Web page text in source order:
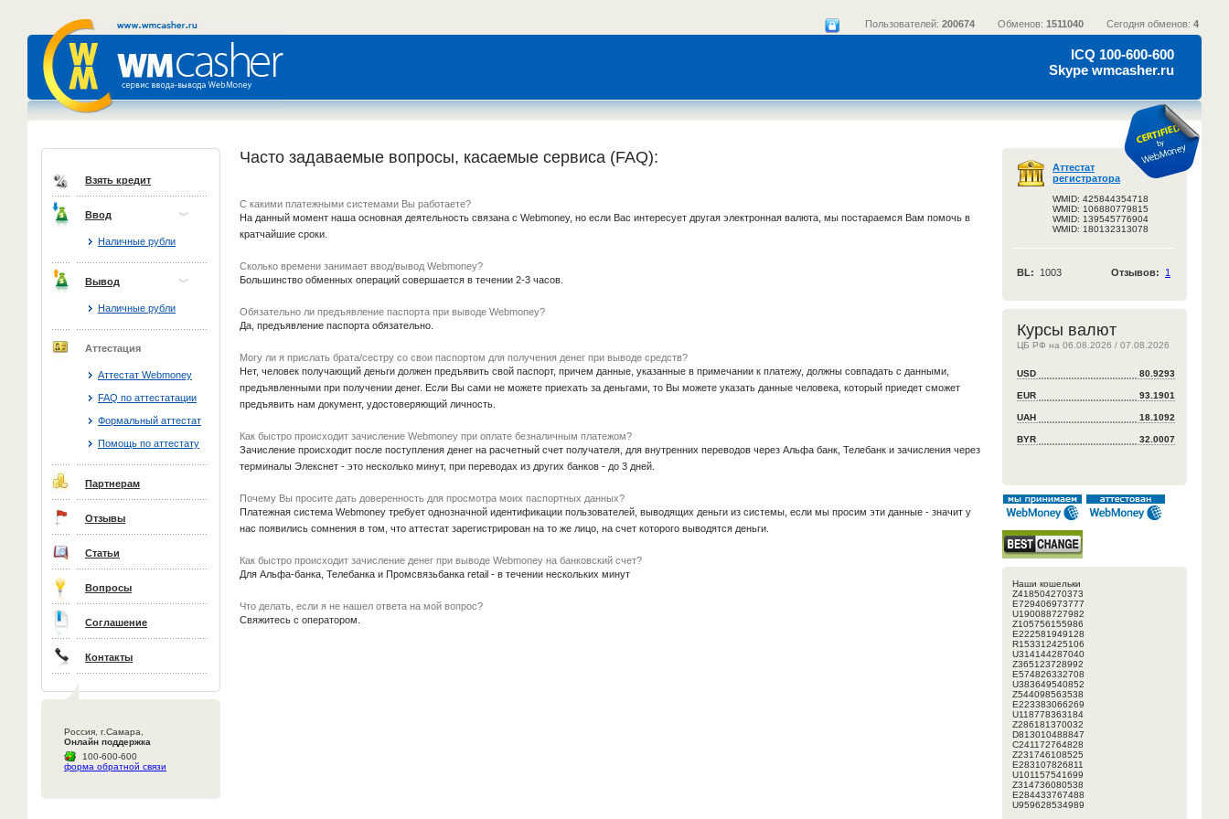
Пользователей: 200674 Обменов: 1511040 Сегодня обменов: 4
ICQ 100-600-600
Skype wmcasher.ru
Аттестат
регистратора
WMID: 425844354718
WMID: 106880779815
WMID: 139545776904
WMID: 180132313078
BL: 1003 Отзывов: 1
Курсы валют
ЦБ РФ на 06.08.2026 / 07.08.2026
USD 80.9293
EUR 93.1901
UAH 18.1092
BYR 32.0007
Наши кошельки
Z418504270373
E729406973777
U190088727982
Z105756155986
E222581949128
R153312425106
U314144287040
Z365123728992
E574826332708
U383649540852
Z544098563538
E223383066269
U118778363184
Z286181370032
D813010488847
C241172764828
Z231746108525
E283107826811
U101157541699
Z314736080538
E284433767488
U959628534989
Взять кредит
Ввод
Наличные рубли
Вывод
Наличные рубли
Аттестация
Аттестат Webmoney
FAQ по аттестатации
Формальный аттестат
Помощь по аттестату
Партнерам
Отзывы
Статьи
Вопросы
Соглашение
Контакты
Россия, г.Самара,
Онлайн поддержка
100-600-600
форма обратной связи
Часто задаваемые вопросы, касаемые сервиса (FAQ):
С какими платежными системами Вы работаете?
На данный момент наша основная деятельность связана с Webmoney, но если Вас интересует другая электронная валюта, мы постараемся Вам помочь в
кратчайшие сроки.
Сколько времени занимает ввод/вывод Webmoney?
Большинство обменных операций совершается в течении 2-3 часов.
Обязательно ли предъявление паспорта при выводе Webmoney?
Да, предъявление паспорта обязательно.
Могу ли я прислать брата/сестру со свои паспортом для получения денег при выводе средств?
Нет, человек получающий деньги должен предъявить свой паспорт, причем данные, указанные в примечании к платежу, должны совпадать с данными,
предъявленными при получении денег. Если Вы сами не можете приехать за деньгами, то Вы можете указать данные человека, который приедет сможет
предъявить нам документ, удостоверяющий личность.
Как быстро происходит зачисление Webmoney при оплате безналичным платежом?
Зачисление происходит после поступления денег на расчетный счет получателя, для внутренних переводов через Альфа банк, Телебанк и зачисления через
терминалы Элекснет - это несколько минут, при переводах из других банков - до 3 дней.
Почему Вы просите дать доверенность для просмотра моих паспортных данных?
Платежная система Webmoney требует однозначной идентификации пользователей, выводящих деньги из системы, если мы просим эти данные - значит у
нас появились сомнения в том, что аттестат зарегистрирован на то же лицо, на счет которого выводятся деньги.
Как быстро происходит зачисление денег при выводе Webmoney на банковский счет?
Для Альфа-банка, Телебанка и Промсвязьбанка retail - в течении нескольких минут
Что делать, если я не нашел ответа на мой вопрос?
Свяжитесь с оператором.